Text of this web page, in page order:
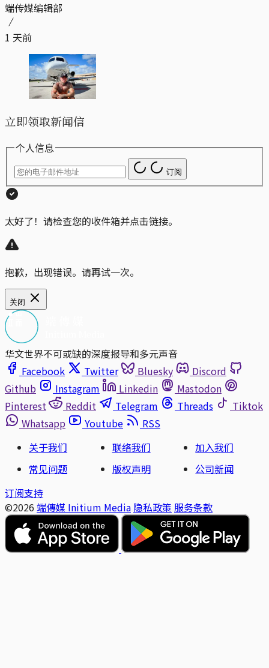
端传媒编辑部
1 天前
立即领取新闻信
个人信息
订阅
太好了！请检查您的收件箱并点击链接。
抱歉，出现错误。请再试一次。
关闭
华文世界不可或缺的深度报导和多元声音
Facebook
Twitter Bluesky
Discord
Github
Instagram Linkedin
Mastodon
Pinterest
Reddit Telegram Threads
Tiktok
Whatsapp
Youtube
RSS
关于我们
联络我们
加入我们
常见问题
版权声明
公司新闻
订阅支持
©2026 端傳媒 Initium Media 隐私政策 服务条款